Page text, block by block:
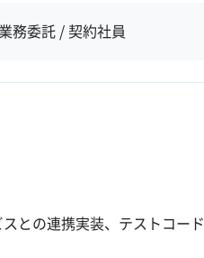
業務委託 / 契約社員
との連携実装、テストコード